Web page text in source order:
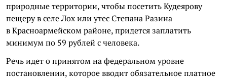
природные территории, чтобы посетить Кудеярову
пещеру в селе Лох или утес Степана Разина
в Красноармейском районе, придется заплатить
минимум по 59 рублей с человека.
Речь идет о принятом на федеральном уровне
постановлении, которое вводит обязательное платное